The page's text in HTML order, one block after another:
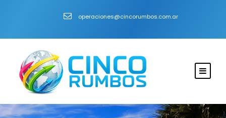
operaciones@cincorumbos.com.ar